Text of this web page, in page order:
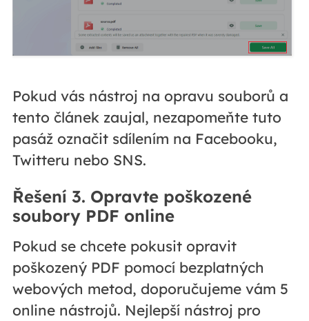
Pokud vás nástroj na opravu souborů a
tento článek zaujal, nezapomeňte tuto
pasáž označit sdílením na Facebooku,
Twitteru nebo SNS.
Řešení 3. Opravte poškozené
soubory PDF online
Pokud se chcete pokusit opravit
poškozený PDF pomocí bezplatných
webových metod, doporučujeme vám 5
online nástrojů. Nejlepší nástroj pro